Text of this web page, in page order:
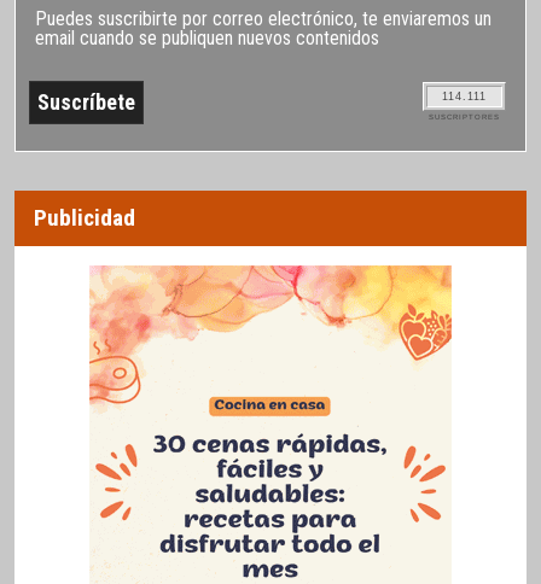
Puedes suscribirte por correo electrónico, te enviaremos un
email cuando se publiquen nuevos contenidos
114.111
SUSCRIPTORES
Publicidad